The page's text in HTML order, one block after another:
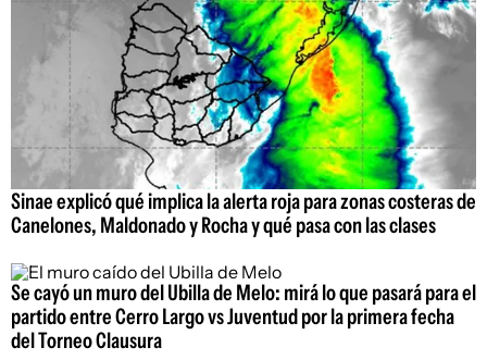
Sinae explicó qué implica la alerta roja para zonas costeras de
Canelones, Maldonado y Rocha y qué pasa con las clases
Se cayó un muro del Ubilla de Melo: mirá lo que pasará para el
partido entre Cerro Largo vs Juventud por la primera fecha
del Torneo Clausura